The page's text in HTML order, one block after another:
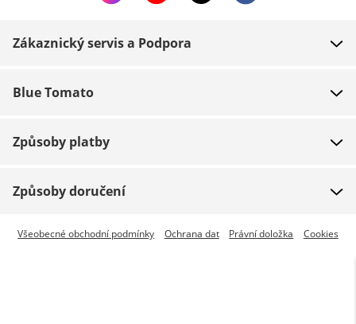
Zákaznický servis a Podpora
Platba
Navrácení zboží
Sledování zásilky
Blue Tomato
Práce
Blue World
Způsoby platby
Způsoby doručení
Expresní doručení je dostupné
Všeobecné obchodní podmínky Ochrana dat Právní doložka Cookies